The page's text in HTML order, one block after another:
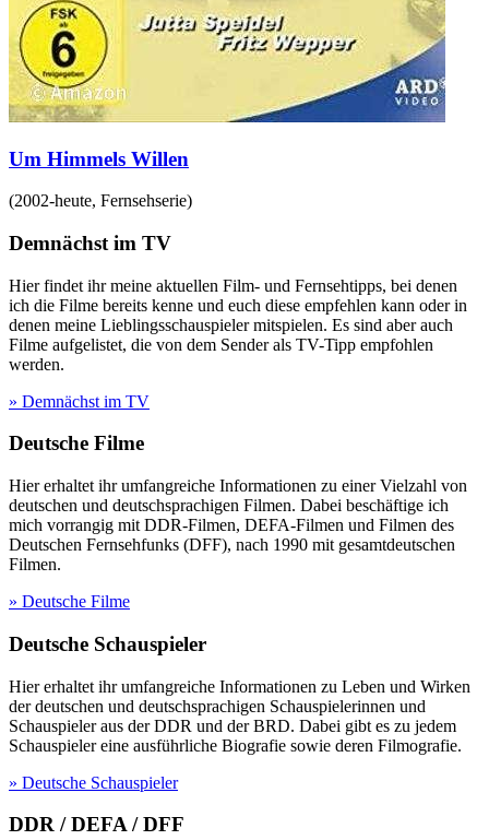
Um Himmels Willen
(2002-heute, Fernsehserie)
Demnächst im TV
Hier findet ihr meine aktuellen Film- und Fernsehtipps, bei denen
ich die Filme bereits kenne und euch diese empfehlen kann oder in
denen meine Lieblingsschauspieler mitspielen. Es sind aber auch
Filme aufgelistet, die von dem Sender als TV-Tipp empfohlen
werden.
» Demnächst im TV
Deutsche Filme
Hier erhaltet ihr umfangreiche Informationen zu einer Vielzahl von
deutschen und deutschsprachigen Filmen. Dabei beschäftige ich
mich vorrangig mit DDR-Filmen, DEFA-Filmen und Filmen des
Deutschen Fernsehfunks (DFF), nach 1990 mit gesamtdeutschen
Filmen.
» Deutsche Filme
Deutsche Schauspieler
Hier erhaltet ihr umfangreiche Informationen zu Leben und Wirken
der deutschen und deutschsprachigen Schauspielerinnen und
Schauspieler aus der DDR und der BRD. Dabei gibt es zu jedem
Schauspieler eine ausführliche Biografie sowie deren Filmografie.
» Deutsche Schauspieler
DDR / DEFA / DFF